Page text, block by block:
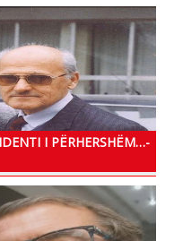
I PËRHERSHËM…-